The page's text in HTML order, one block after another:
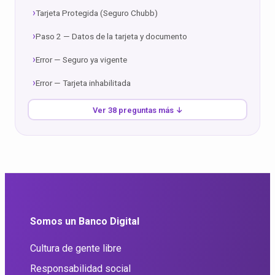
Tarjeta Protegida (Seguro Chubb)
Paso 2 — Datos de la tarjeta y documento
Error — Seguro ya vigente
Error — Tarjeta inhabilitada
Ver 38 preguntas más ↓
Somos un Banco Digital
Cultura de gente libre
Responsabilidad social